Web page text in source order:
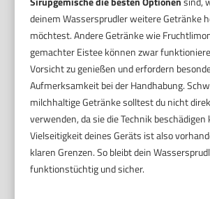
deinem Wassersprudler weitere Getränke
möchtest. Andere Getränke wie
gemachter Eistee können zwar
Vorsicht zu genießen und erfordern
Aufmerksamkeit bei der Handhabung.
milchhaltige Getränke solltest du nicht
verwenden, da sie die Technik beschädigen
Vielseitigkeit deines Geräts ist also
klaren Grenzen. So bleibt dein
funktionstüchtig und sicher.